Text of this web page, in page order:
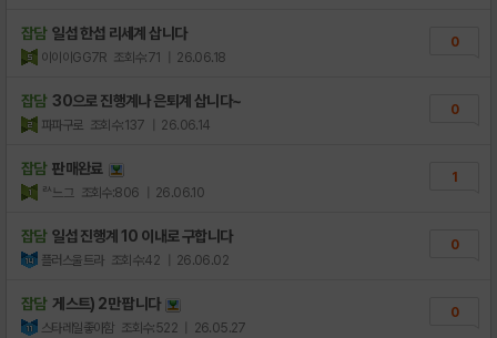
잡담 일섭 한섭 리세계 삽니다
이이이GG7R 조회수:71 | 26.06.18
0
잡담 30으로 진행계나 은퇴계 삽니다~
파파구로 조회수:137 | 26.06.14
0
잡담 판매완료
ᄅᄉ느그 조회수:806 | 26.06.10
1
잡담 일섭 진행계 10 이내로 구합니다
플러스울트라 조회수:42 | 26.06.02
0
잡담 게스트) 2만 팝니다
스타레일좋아함 조회수:522 | 26.05.27
0